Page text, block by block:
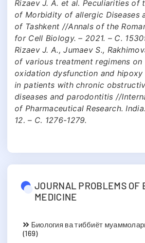
Rizaev J. A. et al. Peculiarities of
of Morbidity of allergic Diseases
of Tashkent //Annals of the
for Cell Biology. – 2021. – С.
Rizaev J. A., Jumaev S.,
of various treatment regimens
oxidation dysfunction and hipoxy
in patients with chronic
diseases and parodontitis //
of Pharmaceutical Research.
12. – С. 1276-1279.
JOURNAL PROBLEMS OF
MEDICINE
Биология ва тиббиёт
(169)